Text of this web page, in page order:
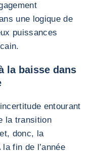
une logique de
puissances
la baisse dans
entourant
la transition
donc, la
fin de l’année